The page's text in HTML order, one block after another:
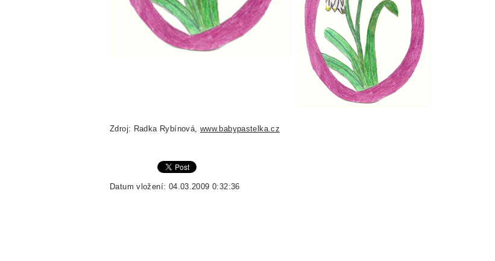
Zdroj: Radka Rybínová, www.babypastelka.cz
Datum vložení: 04.03.2009 0:32:36